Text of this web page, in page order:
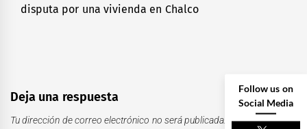
post:
disputa por una vivienda en Chalco
Deja una respuesta
Tu dirección de correo electrónico no será publicada.
Los campos
Follow us on
Social Media